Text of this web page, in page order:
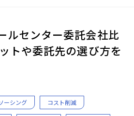
ルセンター委託会社比
トや委託先の選び方を
ーシング コスト削減